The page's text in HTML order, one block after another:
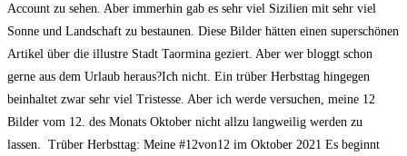
Account zu sehen. Aber immerhin gab es sehr viel Sizilien mit sehr viel
Sonne und Landschaft zu bestaunen. Diese Bilder hätten einen superschönen
Artikel über die illustre Stadt Taormina geziert. Aber wer bloggt schon
gerne aus dem Urlaub heraus?Ich nicht. Ein trüber Herbsttag hingegen
beinhaltet zwar sehr viel Tristesse. Aber ich werde versuchen, meine 12
Bilder vom 12. des Monats Oktober nicht allzu langweilig werden zu
lassen. Trüber Herbsttag: Meine #12von12 im Oktober 2021 Es beginnt